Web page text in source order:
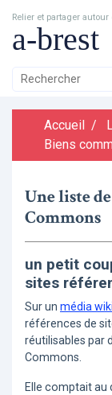
Relier et partager autour
a-brest
Accueil /
Biens
Une liste
Commons
un petit
sites
Sur un média wiki
références de
réutilisables par
Commons.
Elle comptait au